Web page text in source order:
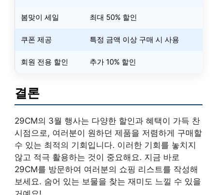
봄맞이 세일 최대 50% 할인
쿠폰 제공 특정 금액 이상 구매 시 사용
회원 전용 할인 추가 10% 할인
결론
29CM의 3월 행사는 다양한 할인과 혜택이 가득 찬
시점으로, 여러분이 원하던 제품을 저렴하게 구매할
수 있는 최적의 기회입니다. 이러한 기회를 놓치지
않고 적극 활용하는 것이 중요해요. 지금 바로
29CM를 방문하여 여러분의 쇼핑 리스트를 작성해
보세요. 숨어 있는 보물을 찾는 재미도 느낄 수 있을